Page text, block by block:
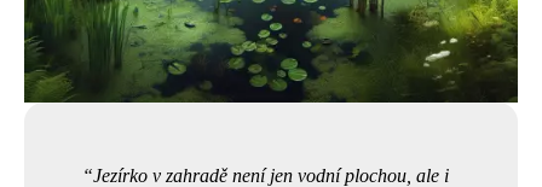
Jezírko v zahradě není jen vodní plochou, ale i